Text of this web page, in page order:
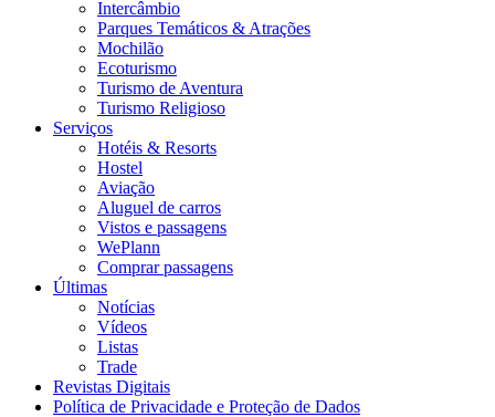
Intercâmbio
Parques Temáticos & Atrações
Mochilão
Ecoturismo
Turismo de Aventura
Turismo Religioso
Serviços
Hotéis & Resorts
Hostel
Aviação
Aluguel de carros
Vistos e passagens
WePlann
Comprar passagens
Últimas
Notícias
Vídeos
Listas
Trade
Revistas Digitais
Política de Privacidade e Proteção de Dados